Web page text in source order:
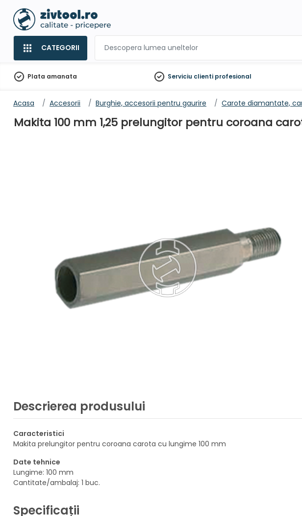
CATEGORII
Plata amanata Serviciu clienti profesional
Acasa Accesorii Burghie, accesorii pentru gaurire Carote diamantate,
Makita 100 mm 1,25 prelungitor pentru coroana
Descrierea produsului
Caracteristici
Makita prelungitor pentru coroana carota cu lungime 100 mm
Date tehnice
Lungime: 100 mm
Cantitate/ambalaj: 1 buc.
Specificații